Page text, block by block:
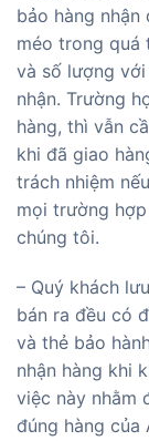
bảo hàng
méo trong quá
và số lượng
nhận. Trường
hàng, thì vẫn
khi đã giao
trách nhiệm
mọi trường
chúng tôi.
– Quý khách
bán ra đều có
và thẻ bảo
nhận hàng khi
việc này nhằm
đúng hàng của